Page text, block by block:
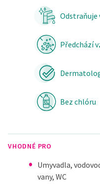
Odstraňuje
Předchází
Bez chlóru
VHODNÉ PRO
Umyvadla,
vany, WC